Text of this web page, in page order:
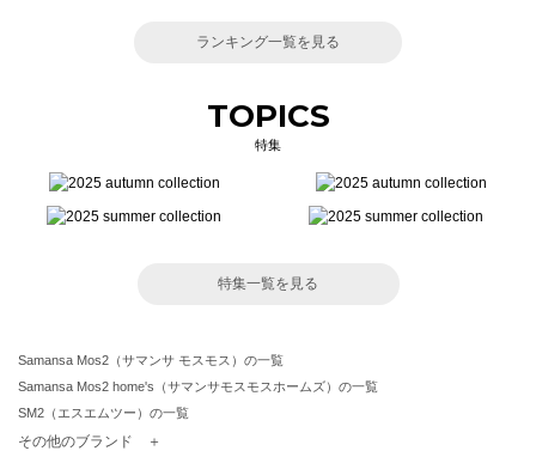
ランキング一覧を見る
TOPICS
特集
特集一覧を見る
Samansa Mos2（サマンサ モスモス）の一覧
Samansa Mos2 home's（サマンサモスモスホームズ）の一覧
SM2（エスエムツー）の一覧
TSUHARU by Samansa Mos2（ツハルバイサマンサモスモス）の一覧
その他のブランド ＋